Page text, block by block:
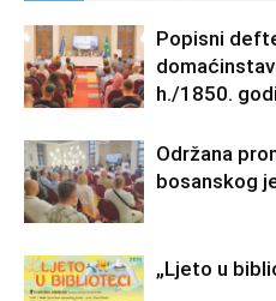
Popisni
h./1850.
Održana
bosanskog
„Ljeto u